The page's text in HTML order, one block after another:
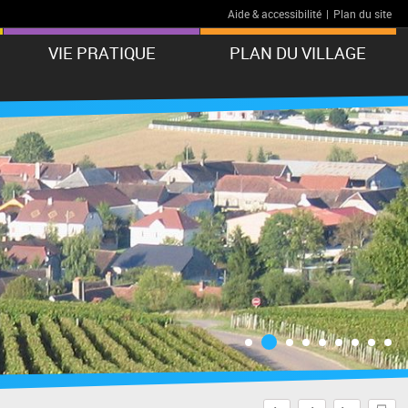
Aide & accessibilité | Plan du site
VIE PRATIQUE PLAN DU VILLAGE